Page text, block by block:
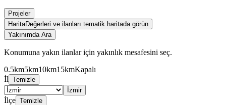
Projeler
HaritaDeğerleri ve ilanları tematik haritada görün
Yakınımda Ara
Konumuna yakın ilanlar için yakınlık mesafesini seç.
0.5km5km10km15kmKapalı
İl Temizle
İzmir
İlçe Temizle